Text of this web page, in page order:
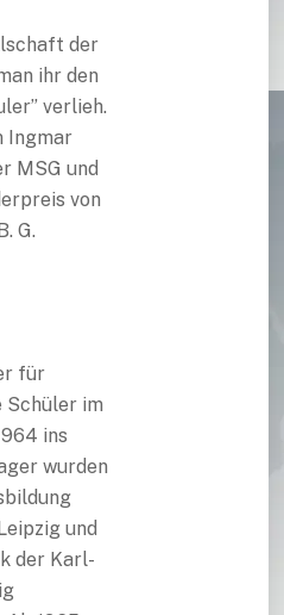
der
ihr den
verlieh.
Ingmar
MSG und
von
G.
für
Schüler im
ins
wurden
und
der Karl-